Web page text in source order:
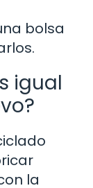
bolsa
igual
la